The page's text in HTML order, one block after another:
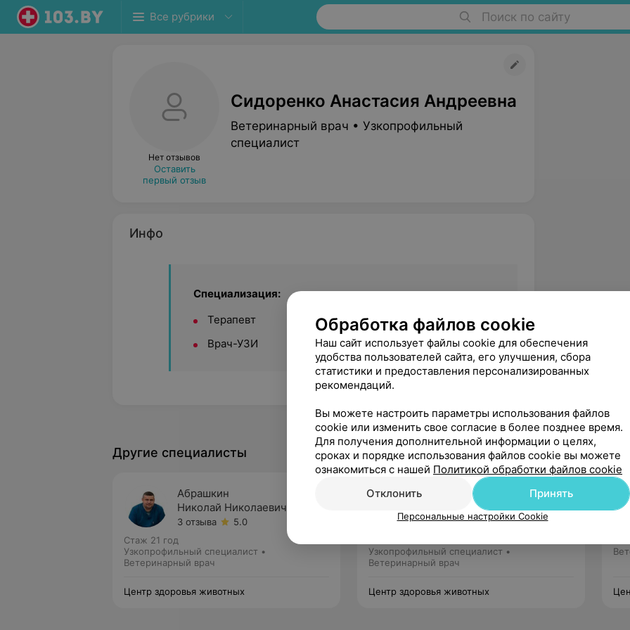
Все рубрики Поиск по сайту
Нет отзывов
Оставить
первый отзыв
Сидоренко Анастасия Андреевна
Ветеринарный врач • Узкопрофильный
специалист
Инфо
Специализация:
Терапевт
Врач-УЗИ
Другие специалисты
Абрашкин
Николай Николаевич
3 отзыва
5.0
Стаж 21 год
Узкопрофильный специалист •
Ветеринарный врач
Центр здоровья животных
Праснаков
Кирилл Игоревич
1 отзыв
5.0
Узкопрофильный специалист •
Ветеринарный врач
Центр здоровья животных
Обработка файлов cookie
Наш сайт использует файлы cookie для обеспечения
удобства пользователей сайта, его улучшения, сбора
статистики и предоставления персонализированных
рекомендаций.
Вы можете настроить параметры использования файлов
cookie или изменить свое согласие в более позднее время.
Для получения дополнительной информации о целях,
сроках и порядке использования файлов cookie вы можете
ознакомиться с нашей Политикой обработки файлов cookie
Отклонить
Принять
Персональные настройки Cookie